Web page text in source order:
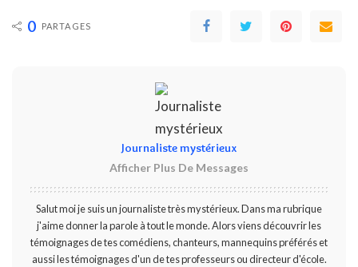
0 PARTAGES
Journaliste mystérieux
Afficher Plus De Messages
Salut moi je suis un journaliste très mystérieux. Dans ma rubrique
j'aime donner la parole à tout le monde. Alors viens découvrir les
témoignages de tes comédiens, chanteurs, mannequins préférés et
aussi les témoignages d'un de tes professeurs ou directeur d'école.